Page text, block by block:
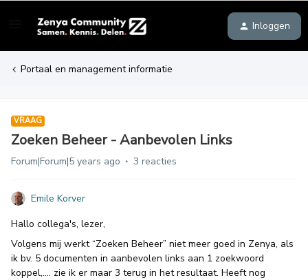
Inloggen
Portaal en management informatie
VRAAG
Zoeken Beheer - Aanbevolen Links
Forum|Forum|5 years ago 3 reacties
Emile Korver
Hallo collega's, lezer,
Volgens mij werkt “Zoeken Beheer” niet meer goed in Zenya, als
ik bv. 5 documenten in aanbevolen links aan 1 zoekwoord
koppel,…. zie ik er maar 3 terug in het resultaat. Heeft nog